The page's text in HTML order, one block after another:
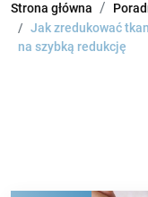
Strona główna
Jak zredukować
na szybką redukcję